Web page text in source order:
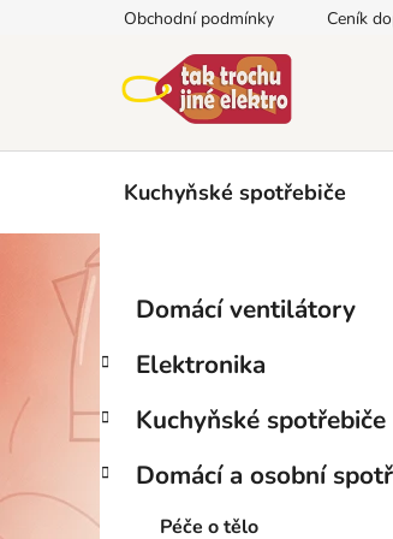
Obchodní podmínky Ceník
Kuchyňské spotřebiče
s
r
a
n
n
Přeskočit
kategorie
e
o
r
i
Domácí ventilátory
Elektronika
Kuchyňské spotřebiče
Domácí a osobní
Péče o tělo